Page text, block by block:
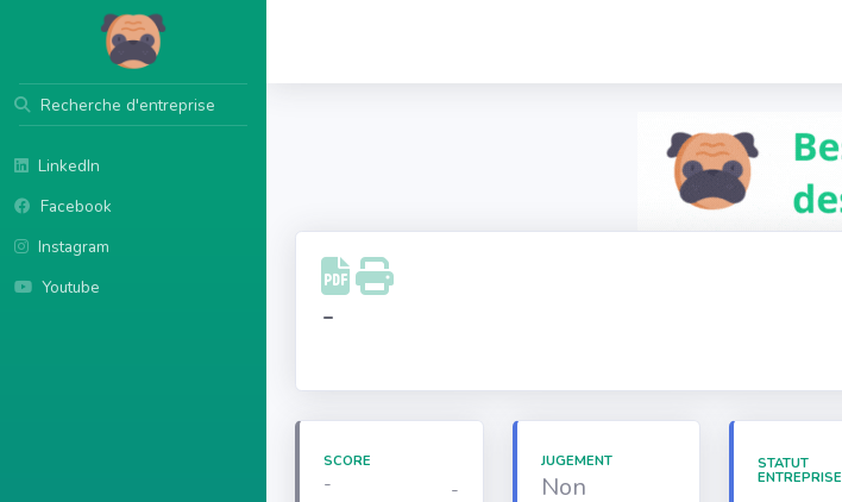
Recherche d'entreprise
LinkedIn
Facebook
Instagram
Youtube
-
SCORE
- -
JUGEMENT
Non
STATUT
ENTREPRISE